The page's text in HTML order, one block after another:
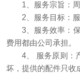
1、服务宗旨：周
2、服务目标：服
3、服务效率：保
费用都由公司承担。
4、 服务原则：产
坏，提供的配件只收